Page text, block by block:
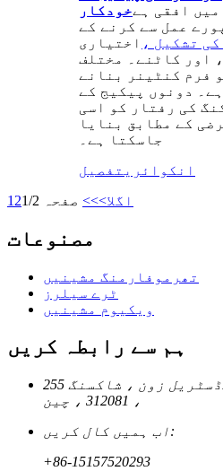
افقی ہےخودکار
عمل سے کرنے کے
کی تشکیل ، اختیاری
اور کاٹنے۔ مختلف
فرم کنٹینر بنانے
دونوں پیکیج کے
کی رفتار کو اسی
کے مطابق بنایا
جاسکتا ہے۔
انکوائری تفصیل
1 2 اگلا>>> صفحہ 1/2
مصنوعات
تھرموفارمنگ مشینیں
ٹرے سیلرز
ویکیوم مشینیں
ہم سے رابطہ کریں
255 شوگوانگ روڈ ، کیبی انڈسٹریل زون ، شاکسنگ
، 312081 ، چین
اب ہمیں کال کریں:
+86-15157520293